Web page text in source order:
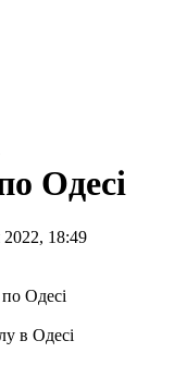
Одесі
2022, 18:49
в Одесі